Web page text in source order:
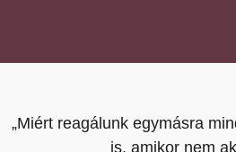
„Miért reagálunk egymásra
is, amikor nem